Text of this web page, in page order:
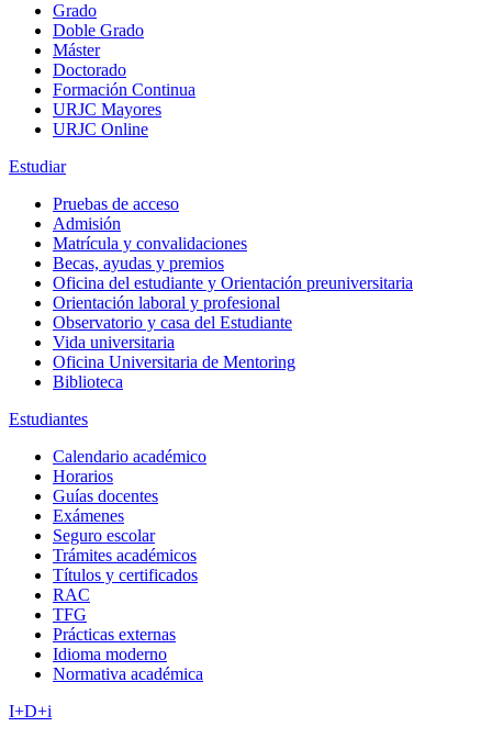
Grado
Doble Grado
Máster
Doctorado
Formación Continua
URJC Mayores
URJC Online
Estudiar
Pruebas de acceso
Admisión
Matrícula y convalidaciones
Becas, ayudas y premios
Oficina del estudiante y Orientación preuniversitaria
Orientación laboral y profesional
Observatorio y casa del Estudiante
Vida universitaria
Oficina Universitaria de Mentoring
Biblioteca
Estudiantes
Calendario académico
Horarios
Guías docentes
Exámenes
Seguro escolar
Trámites académicos
Títulos y certificados
RAC
TFG
Prácticas externas
Idioma moderno
Normativa académica
I+D+i